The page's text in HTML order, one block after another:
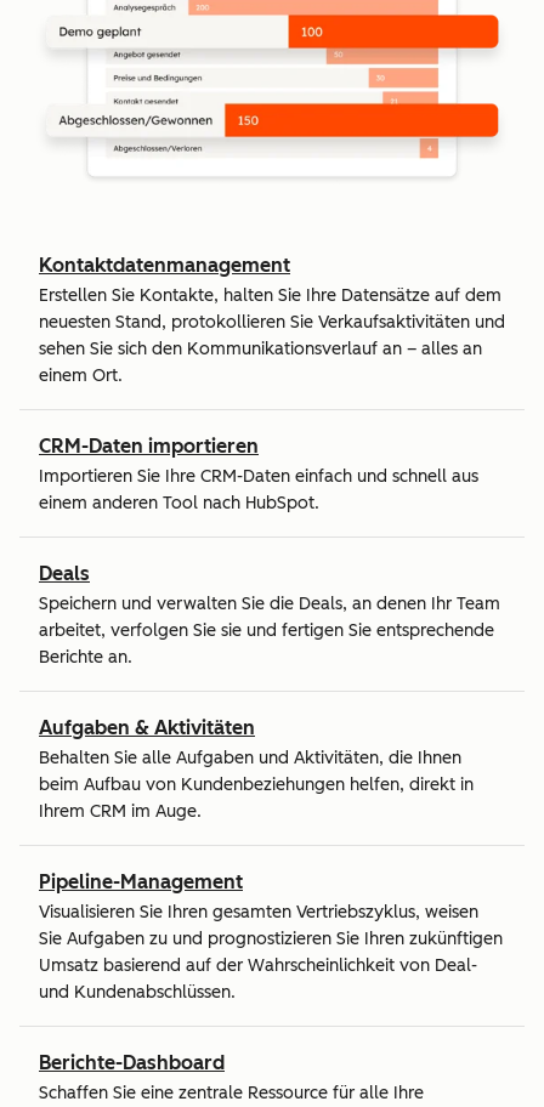
Kontaktdatenmanagement
Erstellen Sie Kontakte, halten Sie Ihre Datensätze auf dem
neuesten Stand, protokollieren Sie Verkaufsaktivitäten und
sehen Sie sich den Kommunikationsverlauf an – alles an
einem Ort.
CRM-Daten importieren
Importieren Sie Ihre CRM-Daten einfach und schnell aus
einem anderen Tool nach HubSpot.
Deals
Speichern und verwalten Sie die Deals, an denen Ihr Team
arbeitet, verfolgen Sie sie und fertigen Sie entsprechende
Berichte an.
Aufgaben & Aktivitäten
Behalten Sie alle Aufgaben und Aktivitäten, die Ihnen
beim Aufbau von Kundenbeziehungen helfen, direkt in
Ihrem CRM im Auge.
Pipeline-Management
Visualisieren Sie Ihren gesamten Vertriebszyklus, weisen
Sie Aufgaben zu und prognostizieren Sie Ihren zukünftigen
Umsatz basierend auf der Wahrscheinlichkeit von Deal-
und Kundenabschlüssen.
Berichte-Dashboard
Schaffen Sie eine zentrale Ressource für alle Ihre